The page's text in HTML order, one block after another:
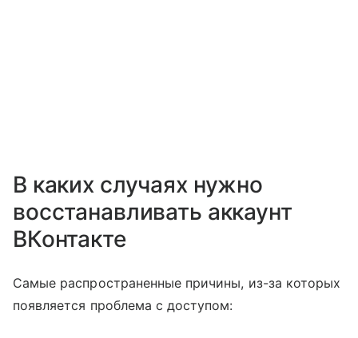
В каких случаях нужно
восстанавливать аккаунт
ВКонтакте
Самые распространенные причины, из-за которых
появляется проблема с доступом: